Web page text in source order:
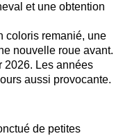
et une obtention
coloris remanié, une
nouvelle roue avant.
2026. Les années
aussi provocante.
de petites